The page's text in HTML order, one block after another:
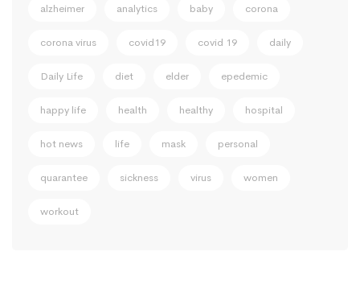
alzheimer analytics baby corona
corona virus covid19 covid 19 daily
Daily Life diet elder epedemic
happy life health healthy hospital
hot news life mask personal
quarantee sickness virus women
workout